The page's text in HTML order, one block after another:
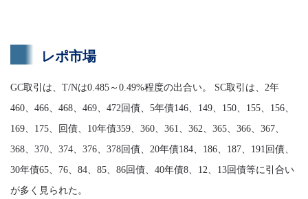
レポ市場
GC取引は、T/Nは0.485～0.49%程度の出合い。 SC取引は、2年
460、466、468、469、472回債、5年債146、149、150、155、156、
169、175、回債、10年債359、360、361、362、365、366、367、
368、370、374、376、378回債、20年債184、186、187、191回債、
30年債65、76、84、85、86回債、40年債8、12、13回債等に引合い
が多く見られた。